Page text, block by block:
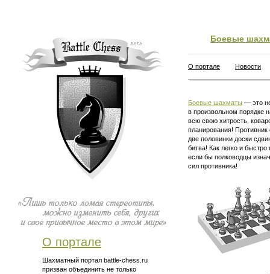
О портале
Шахматный портал battle-chess.ru
призван объединить не только
Боевые
О портале Новости
Боевые шахматы — это
в произвольном порядке
всю свою хитрость,
планирования!
две половинки доски
битва! Как легко и
если бы полководцы
сил противника!